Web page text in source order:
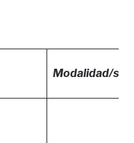
Modalidad/